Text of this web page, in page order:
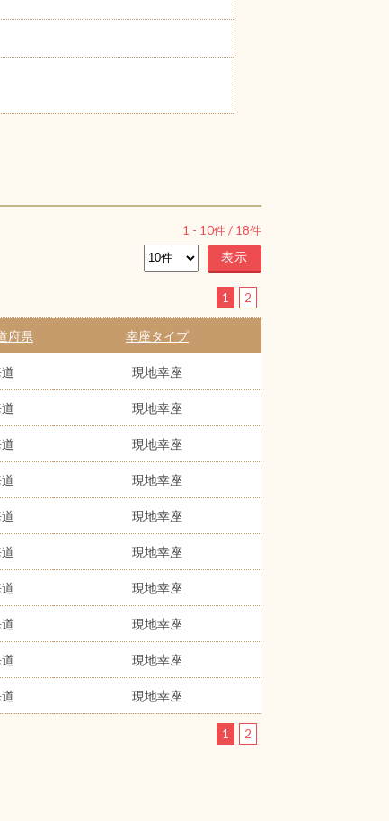
1 - 10件 / 18件
1 2
府県 幸座タイプ
現地幸座
現地幸座
現地幸座
現地幸座
現地幸座
現地幸座
現地幸座
現地幸座
現地幸座
現地幸座
1 2